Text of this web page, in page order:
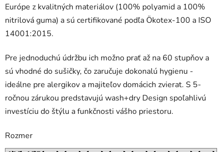
Európe z kvalitných materiálov (100% polyamid a 100%
nitrilová guma) a sú certifikované podľa Ökotex-100 a ISO
14001:2015.
Pre jednoduchú údržbu ich možno prať až na 60 stupňov a
sú vhodné do sušičky, čo zaručuje dokonalú hygienu -
ideálne pre alergikov a majiteľov domácich zvierat. S 5-
ročnou zárukou predstavujú wash+dry Design spoľahlivú
investíciu do štýlu a funkčnosti vášho priestoru.
Rozmer